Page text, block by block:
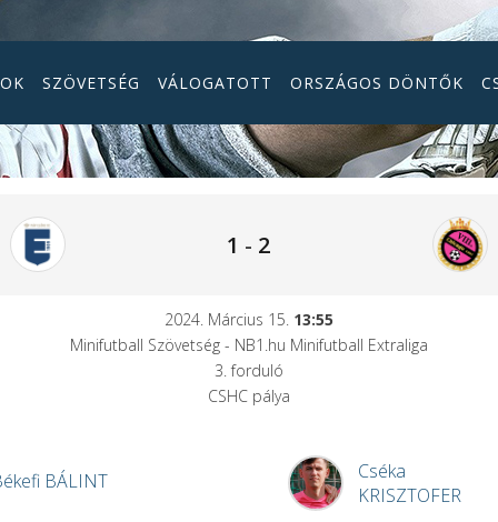
SZÖVETSÉG VÁLOGATOTT ORSZÁGOS DÖNTŐK
1 - 2
2024. Március 15. 13:55
Minifutball Szövetség - NB1.hu Minifutball Extraliga
3. forduló
CSHC pálya
BÁLINT
Cséka
KRISZTOFER